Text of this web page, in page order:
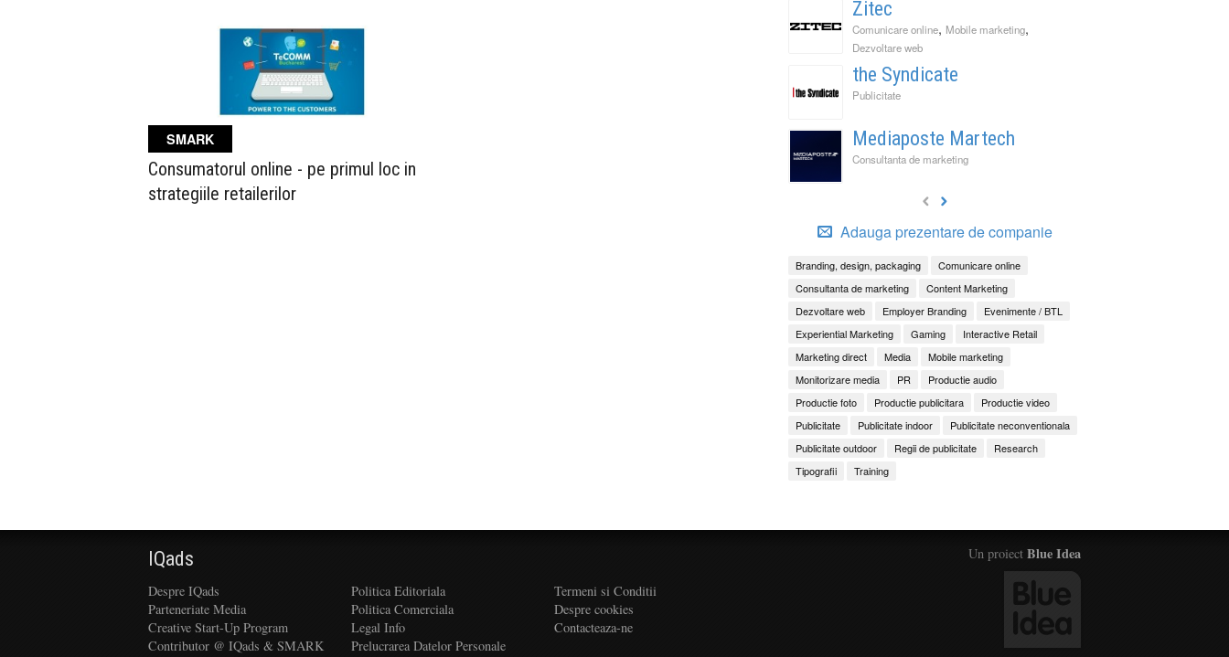
SMARK
Consumatorul online - pe primul loc in
strategiile retailerilor
Zitec
Comunicare online, Mobile marketing,
Dezvoltare web
the Syndicate
Publicitate
Mediaposte Martech
Consultanta de marketing
Adauga prezentare de companie
Branding, design, packaging
Comunicare online
Consultanta de marketing
Content Marketing
Dezvoltare web
Employer Branding
Evenimente / BTL
Experiential Marketing
Gaming
Interactive Retail
Marketing direct
Media
Mobile marketing
Monitorizare media
PR
Productie audio
Productie foto
Productie publicitara
Productie video
Publicitate
Publicitate indoor
Publicitate neconventionala
Publicitate outdoor
Regii de publicitate
Research
Tipografii
Training
Un proiect Blue Idea
IQads
Despre IQads
Parteneriate Media
Creative Start-Up Program
Contributor @ IQads & SMARK
Politica Editoriala
Politica Comerciala
Legal Info
Prelucrarea Datelor Personale
Termeni si Conditii
Despre cookies
Contacteaza-ne